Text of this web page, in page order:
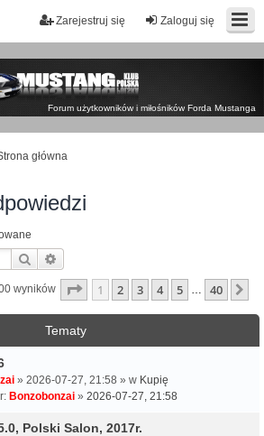
Zaloguj się
Zarejestruj się
Forum użytkowników i miłośników Forda Mustanga
główna
Szukaj
wyników Strona1 z40
1 2 3 4 5 … 40
Tematy
» 2026-07-27, 21:58 » w Kupię
Bonzobonzai » 2026-07-27, 21:58
Polski Salon, 2017r.